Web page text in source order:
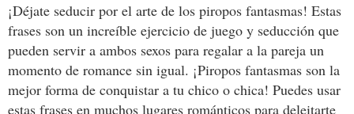
¡Déjate seducir por el arte de los piropos fantasmas! Estas
frases son un increíble ejercicio de juego y seducción que
pueden servir a ambos sexos para regalar a la pareja un
momento de romance sin igual. ¡Piropos fantasmas son la
mejor forma de conquistar a tu chico o chica! Puedes usar
estas frases en muchos lugares románticos para deleitarte